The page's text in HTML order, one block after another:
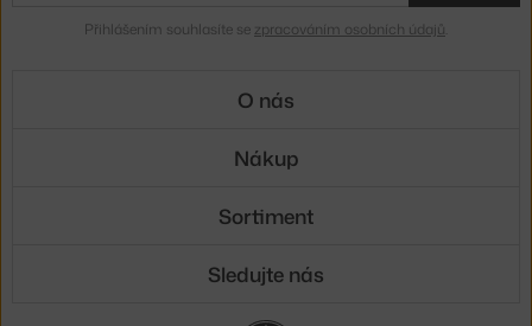
Přihlášením souhlasíte se zpracováním osobních údajů
O nás
Nákup
Sortiment
Sledujte nás